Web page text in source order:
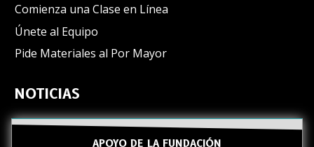
Comienza una Clase en Línea
Únete al Equipo
Pide Materiales al Por Mayor
NOTICIAS
APOYO DE LA FUNDACIÓN